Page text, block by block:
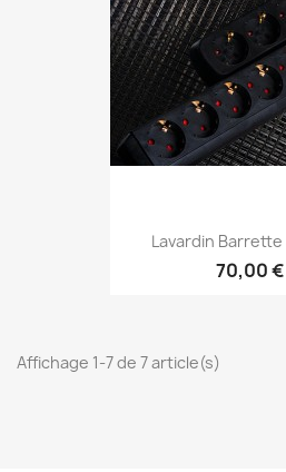
Lavardin
70,00 €
Affichage 1-7 de 7 article(s)